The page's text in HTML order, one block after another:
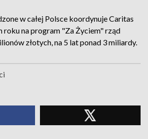
w całej Polsce koordynuje Caritas
roku na program "Za Życiem" rząd
złotych, na 5 lat ponad 3 miliardy.